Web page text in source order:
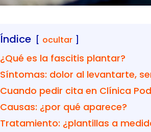
Índice ocultar
¿Qué es la fascitis plantar?
Síntomas: dolor al levantarte,
Cuando pedir cita en Clínica
Causas: ¿por qué aparece?
Tratamiento: ¿plantillas a